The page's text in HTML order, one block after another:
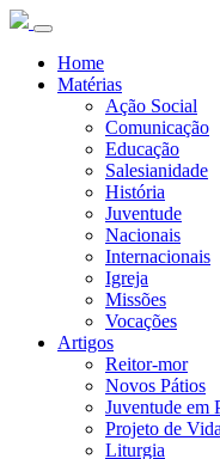
Home
Matérias
Ação Social
Comunicação
Educação
Salesianidade
História
Juventude
Nacionais
Internacionais
Igreja
Missões
Vocações
Artigos
Reitor-mor
Novos Pátios
Juventude em
Projeto de Vida
Liturgia